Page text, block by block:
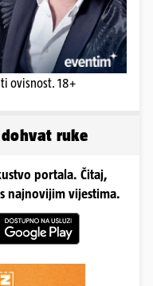
ovisnost. 18+
ruke
portala. Čitaj,
najnovijim vijestima.